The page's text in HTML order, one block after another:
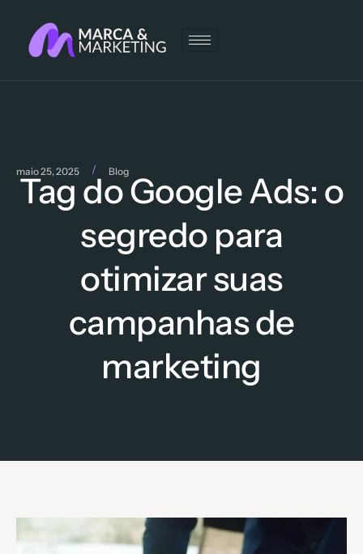
maio 25, 2025 / Blog
Tag do Google Ads: o
segredo para
otimizar suas
campanhas de
marketing